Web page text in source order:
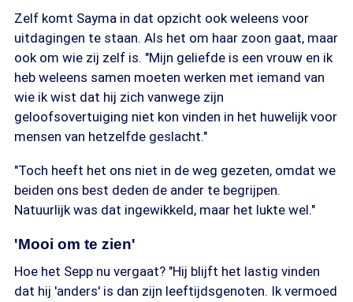
Zelf komt Sayma in dat opzicht ook weleens voor
uitdagingen te staan. Als het om haar zoon gaat, maar
ook om wie zij zelf is. "Mijn geliefde is een vrouw en ik
heb weleens samen moeten werken met iemand van
wie ik wist dat hij zich vanwege zijn
geloofsovertuiging niet kon vinden in het huwelijk voor
mensen van hetzelfde geslacht."
"Toch heeft het ons niet in de weg gezeten, omdat we
beiden ons best deden de ander te begrijpen.
Natuurlijk was dat ingewikkeld, maar het lukte wel."
'Mooi om te zien'
Hoe het Sepp nu vergaat? "Hij blijft het lastig vinden
dat hij 'anders' is dan zijn leeftijdsgenoten. Ik vermoed